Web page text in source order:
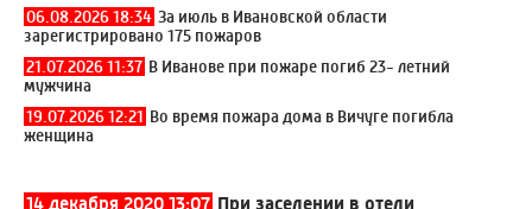
06.08.2026 18:34 За июль в Ивановской области
зарегистрировано 175 пожаров
21.07.2026 11:37 В Иванове при пожаре погиб 23- летний
мужчина
19.07.2026 12:21 Во время пожара дома в Вичуге погибла
женщина
14 декабря 2020 13:07 При заселении в отели